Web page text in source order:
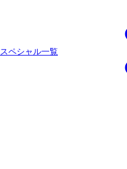
スペシャル一覧